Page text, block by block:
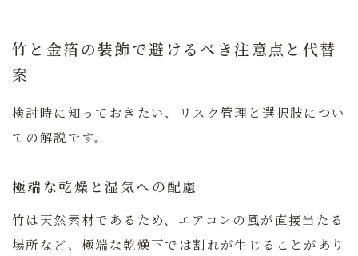
竹と金箔の装飾で避けるべき注意点と代替
案
検討時に知っておきたい、リスク管理と選択肢につい
ての解説です。
極端な乾燥と湿気への配慮
竹は天然素材であるため、エアコンの風が直接当たる
場所など、極端な乾燥下では割れが生じることがあり